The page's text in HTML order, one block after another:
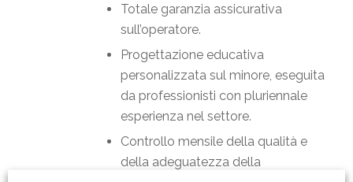
Totale garanzia assicurativa
sull’operatore.
Progettazione educativa
personalizzata sul minore, eseguita
da professionisti con pluriennale
esperienza nel settore.
Controllo mensile della qualità e
della adeguatezza della